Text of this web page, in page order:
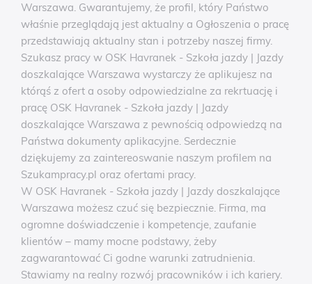
Warszawa. Gwarantujemy, że profil, który Państwo
właśnie przeglądają jest aktualny a Ogłoszenia o pracę
przedstawiają aktualny stan i potrzeby naszej firmy.
Szukasz pracy w OSK Havranek - Szkoła jazdy | Jazdy
doszkalające Warszawa wystarczy że aplikujesz na
którąś z ofert a osoby odpowiedzialne za rekrtuację i
pracę OSK Havranek - Szkoła jazdy | Jazdy
doszkalające Warszawa z pewnością odpowiedzą na
Państwa dokumenty aplikacyjne. Serdecznie
dziękujemy za zaintereoswanie naszym profilem na
Szukampracy.pl oraz ofertami pracy.
W OSK Havranek - Szkoła jazdy | Jazdy doszkalające
Warszawa możesz czuć się bezpiecznie. Firma, ma
ogromne doświadczenie i kompetencje, zaufanie
klientów – mamy mocne podstawy, żeby
zagwarantować Ci godne warunki zatrudnienia.
Stawiamy na realny rozwój pracowników i ich kariery.